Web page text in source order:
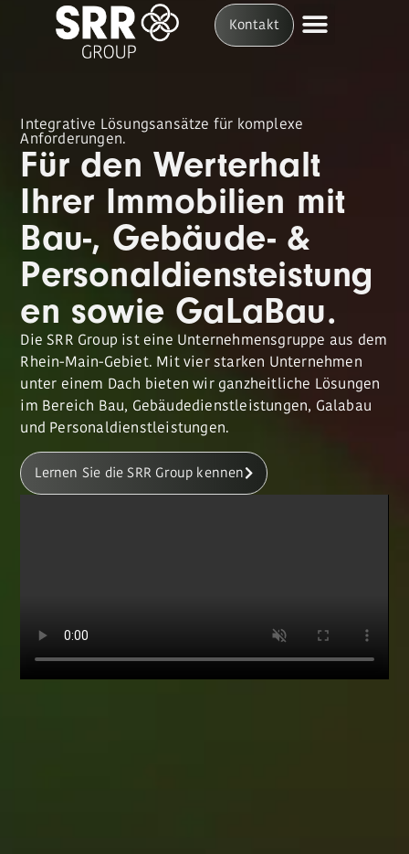
Kontakt
Integrative Lösungsansätze für komplexe
Anforderungen.
Für den Werterhalt
Ihrer Immobilien mit
Bau-, Gebäude- &
Personaldiensteistung
en sowie GaLaBau.
Die SRR Group ist eine Unternehmensgruppe aus dem
Rhein-Main-Gebiet. Mit vier starken Unternehmen
unter einem Dach bieten wir ganzheitliche Lösungen
im Bereich Bau, Gebäudedienstleistungen, Galabau
und Personaldienstleistungen.
Lernen Sie die SRR Group kennen